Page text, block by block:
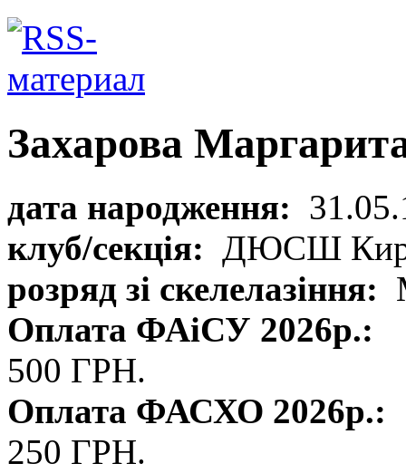
Захарова
дата народження:
клуб/секція: ДЮСШ
розряд зі скелелазіння:
Оплата ФАіСУ 2026р.:
500 ГРН.
Оплата ФАСХО 2026р.:
250 ГРН.